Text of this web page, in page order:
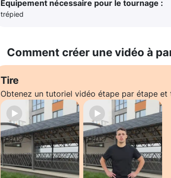
Équipement nécessaire pour le tournage :
trépied
Comment créer une vidéo à
Tire
Obtenez un tutoriel vidéo étape par étape